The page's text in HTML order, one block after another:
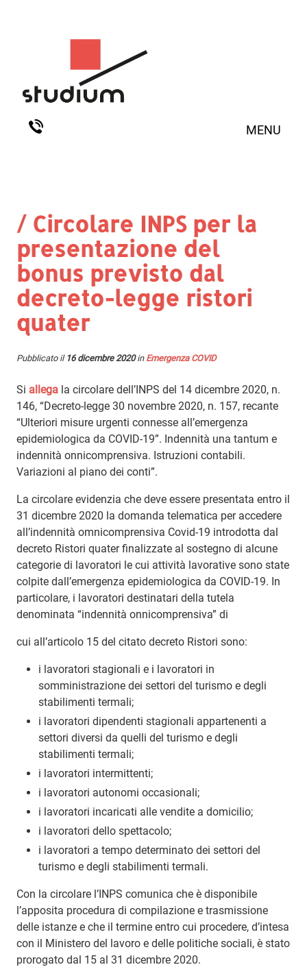
MENU
/ Circolare INPS per la
presentazione del
bonus previsto dal
decreto-legge ristori
quater
Pubblicato il 16 dicembre 2020in Emergenza COVID
Si allega la circolare dell’INPS del 14 dicembre 2020, n.
146, “Decreto-legge 30 novembre 2020, n. 157, recante
“Ulteriori misure urgenti connesse all’emergenza
epidemiologica da COVID-19”. Indennità una tantum e
indennità onnicomprensiva. Istruzioni contabili.
Variazioni al piano dei conti”.
La circolare evidenzia che deve essere presentata entro il
31 dicembre 2020 la domanda telematica per accedere
all’indennità omnicomprensiva Covid-19 introdotta dal
decreto Ristori quater finalizzate al sostegno di alcune
categorie di lavoratori le cui attività lavorative sono state
colpite dall’emergenza epidemiologica da COVID-19. In
particolare, i lavoratori destinatari della tutela
denominata “indennità onnicomprensiva” di
cui all’articolo 15 del citato decreto Ristori sono:
i lavoratori stagionali e i lavoratori in
somministrazione dei settori del turismo e degli
stabilimenti termali;
i lavoratori dipendenti stagionali appartenenti a
settori diversi da quelli del turismo e degli
stabilimenti termali;
i lavoratori intermittenti;
i lavoratori autonomi occasionali;
i lavoratori incaricati alle vendite a domicilio;
i lavoratori dello spettacolo;
i lavoratori a tempo determinato dei settori del
turismo e degli stabilimenti termali.
Con la circolare l’INPS comunica che è disponibile
l’apposita procedura di compilazione e trasmissione
delle istanze e che il termine entro cui procedere, d’intesa
con il Ministero del lavoro e delle politiche sociali, è stato
prorogato dal 15 al 31 dicembre 2020.